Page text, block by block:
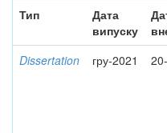
Тип
Дата
випуску
Dissertation гру-2021